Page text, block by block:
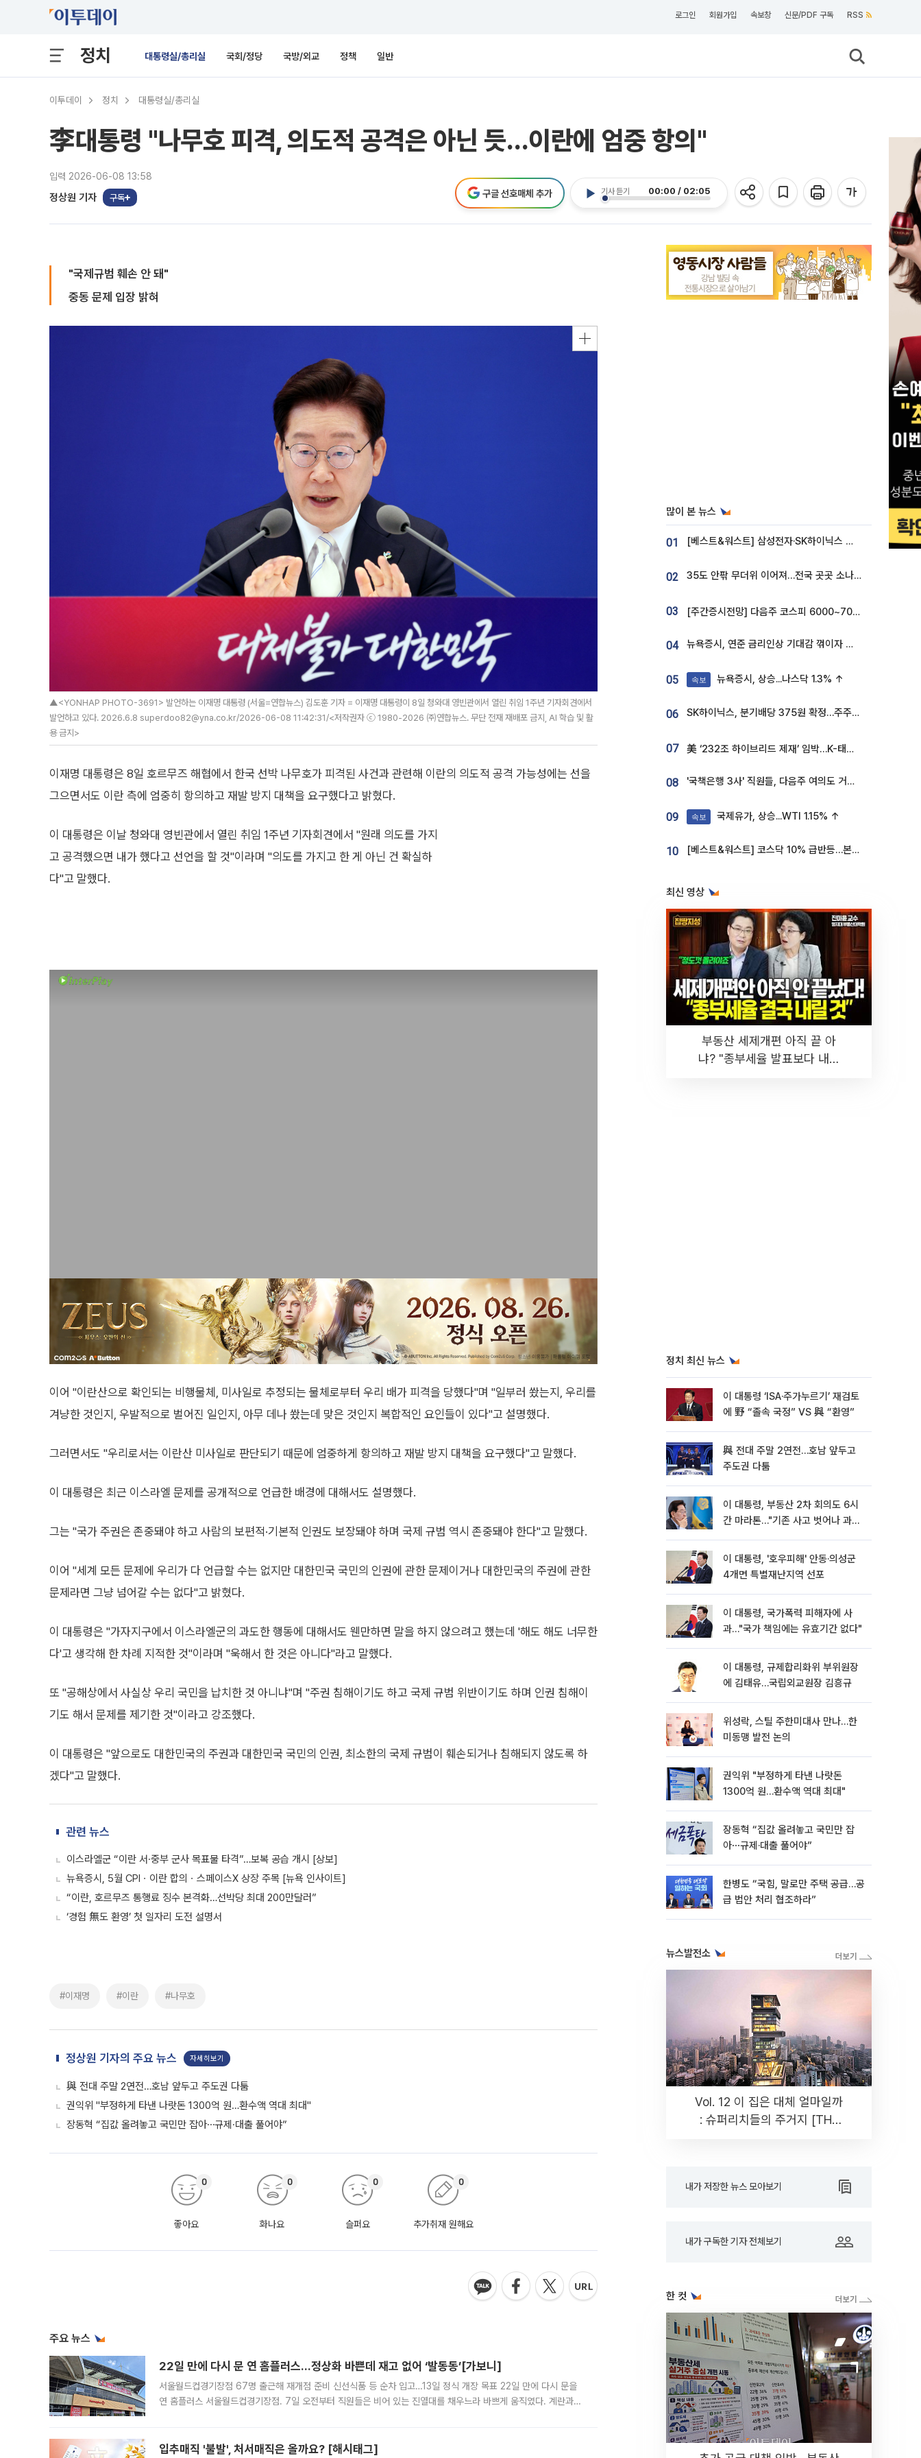
로그인 회원가입 속보창 신문/PDF 구독 RSS
정치 대통령실/총리실 국회/정당 국방/외교 정책 일반
이투데이 정치 대통령실/총리실
李대통령 "나무호 피격, 의도적 공격은 아닌 듯…이란에 엄중 항의"
입력 2026-06-08 13:58
정상원 기자 구독
기사 듣기 00:00 / 02:05
구글 선호매체 추가
"국제규범 훼손 안 돼"
중동 문제 입장 밝혀
▲<YONHAP PHOTO-3691> 발언하는 이재명 대통령 (서울=연합뉴스) 김도훈 기자 = 이재명 대통령이 8일 청와대 영빈관에서 열린 취임 1주년 기자회견에서
발언하고 있다. 2026.6.8 superdoo82@yna.co.kr/2026-06-08 11:42:31/<저작권자 ⓒ 1980-2026 ㈜연합뉴스. 무단 전재 재배포 금지, AI 학습 및 활
용 금지>
이재명 대통령은 8일 호르무즈 해협에서 한국 선박 나무호가 피격된 사건과 관련해 이란의 의도적 공격 가능성에는 선을
그으면서도 이란 측에 엄중히 항의하고 재발 방지 대책을 요구했다고 밝혔다.
이 대통령은 이날 청와대 영빈관에서 열린 취임 1주년 기자회견에서 "원래 의도를 가지
고 공격했으면 내가 했다고 선언을 할 것"이라며 "의도를 가지고 한 게 아닌 건 확실하
다"고 말했다.
이어 "이란산으로 확인되는 비행물체, 미사일로 추정되는 물체로부터 우리 배가 피격을 당했다"며 "일부러 쐈는지, 우리를
겨냥한 것인지, 우발적으로 벌어진 일인지, 아무 데나 쐈는데 맞은 것인지 복합적인 요인들이 있다"고 설명했다.
그러면서도 "우리로서는 이란산 미사일로 판단되기 때문에 엄중하게 항의하고 재발 방지 대책을 요구했다"고 말했다.
이 대통령은 최근 이스라엘 문제를 공개적으로 언급한 배경에 대해서도 설명했다.
그는 "국가 주권은 존중돼야 하고 사람의 보편적·기본적 인권도 보장돼야 하며 국제 규범 역시 존중돼야 한다"고 말했다.
이어 "세계 모든 문제에 우리가 다 언급할 수는 없지만 대한민국 국민의 인권에 관한 문제이거나 대한민국의 주권에 관한
문제라면 그냥 넘어갈 수는 없다"고 밝혔다.
이 대통령은 "가자지구에서 이스라엘군의 과도한 행동에 대해서도 웬만하면 말을 하지 않으려고 했는데 '해도 해도 너무한
다'고 생각해 한 차례 지적한 것"이라며 "욱해서 한 것은 아니다"라고 말했다.
또 "공해상에서 사실상 우리 국민을 납치한 것 아니냐"며 "주권 침해이기도 하고 국제 규범 위반이기도 하며 인권 침해이
기도 해서 문제를 제기한 것"이라고 강조했다.
이 대통령은 "앞으로도 대한민국의 주권과 대한민국 국민의 인권, 최소한의 국제 규범이 훼손되거나 침해되지 않도록 하
겠다"고 말했다.
관련 뉴스
이스라엘군 “이란 서·중부 군사 목표물 타격”…보복 공습 개시 [상보]
뉴욕증시, 5월 CPIㆍ이란 합의ㆍ스페이스X 상장 주목 [뉴욕 인사이트]
“이란, 호르무즈 통행료 징수 본격화…선박당 최대 200만달러”
‘경험 無도 환영’ 첫 일자리 도전 설명서
#이재명 #이란 #나무호
정상원 기자의 주요 뉴스 자세히보기
與 전대 주말 2연전…호남 앞두고 주도권 다툼
권익위 "부정하게 타낸 나랏돈 1300억 원…환수액 역대 최대"
장동혁 “집값 올려놓고 국민만 잡아⋯규제·대출 풀어야”
좋아요
0
화나요
0
슬퍼요
0
추가취재 원해요
0
주요 뉴스
22일 만에 다시 문 연 홈플러스…정상화 바쁜데 재고 없어 ‘발동동’[가보니]
서울월드컵경기장점 67명 출근해 재개점 준비 신선식품 등 순차 입고…13일 정식 개장 목표 22일 만에 다시 문을
연 홈플러스 서울월드컵경기장점. 7일 오전부터 직원들은 비어 있는 진열대를 채우느라 바쁘게 움직였다. 계란과
입추매직 '불발', 처서매직은 올까요? [해시태그]
많이 본 뉴스
01 [베스트&워스트] 삼성전자·SK하이닉스 밀린 한 주…상상인증권은 85% 급등
02 35도 안팎 무더위 이어져…전국 곳곳 소나기 [오늘 날씨]
03 [주간증시전망] 다음주 코스피 6000~7000⋯“外人 수급은 정책이 변수”
04 뉴욕증시, 연준 금리인상 기대감 꺾이자 상승...S&P500 사상 최고치 [종합]
05 속보 뉴욕증시, 상승...나스닥 1.3% ↑
06 SK하이닉스, 분기배당 375원 확정…주주환원책 9월로 앞당겨 발표
07 美 ‘232조 하이브리드 제재’ 임박…K-태양광, 불확실성 털고 날개 다나
08 '국책은행 3사' 직원들, 다음주 여의도 거리 나서는 까닭은
09 속보 국제유가, 상승...WTI 1.15% ↑
10 [베스트&워스트] 코스닥 10% 급반등…본느, 최대주주 변경 기대에 270% 폭등
최신 영상
부동산 세제개편 아직 끝 아
냐? "종부세율 발표보다 내릴
정치 최신 뉴스
이 대통령 ‘ISA·주가누르기’ 재검토
에 野 “졸속 국정” VS 與 “환영”
與 전대 주말 2연전…호남 앞두고
주도권 다툼
이 대통령, 부동산 2차 회의도 6시
간 마라톤…"기존 사고 벗어나 과감
이 대통령, '호우피해' 안동·의성군
4개면 특별재난지역 선포
이 대통령, 국가폭력 피해자에 사
과…"국가 책임에는 유효기간 없다"
이 대통령, 규제합리화위 부위원장
에 김태유…국립외교원장 김흥규
위성락, 스틸 주한미대사 만나…한
미동맹 발전 논의
권익위 "부정하게 타낸 나랏돈
1300억 원…환수액 역대 최대"
장동혁 “집값 올려놓고 국민만 잡
아⋯규제·대출 풀어야”
한병도 “국힘, 말로만 주택 공급…공
급 법안 처리 협조하라”
뉴스발전소
Vol. 12 이 집은 대체 얼마일까
: 슈퍼리치들의 주거지 [THE
내가 저장한 뉴스 모아보기
내가 구독한 기자 전체보기
한 컷